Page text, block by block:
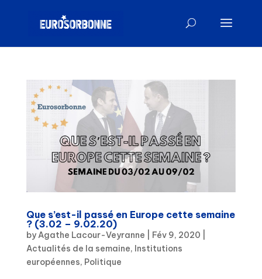
Que s’est-il passé en Europe cette semaine
? (3.02 – 9.02.20)
byAgathe Lacour-Veyranne Fév 9, 2020
Actualités de la semaine, Institutions
européennes, Politique